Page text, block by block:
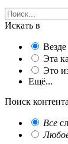
Искать в
Везде
Эта
Это
Ещё...
Поиск
Все